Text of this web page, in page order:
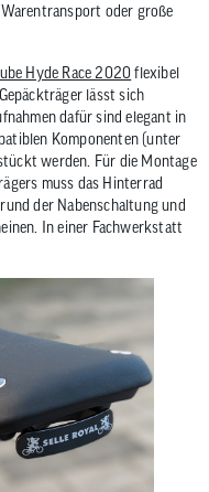
oder große
Hyde Race 2020flexibel
lässt sich
dafür sind elegant in
Komponenten (unter
werden. Für die Montage
muss das Hinterrad
der Nabenschaltung und
In einer Fachwerkstatt